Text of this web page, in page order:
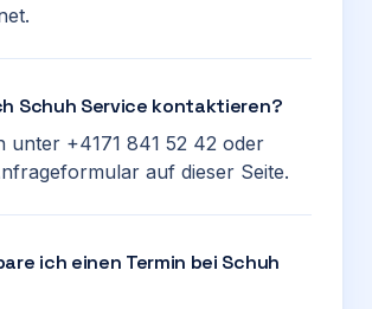
Schuh Service kontaktieren?
unter +4171 841 52 42 oder
auf dieser Seite.
ich einen Termin bei Schuh